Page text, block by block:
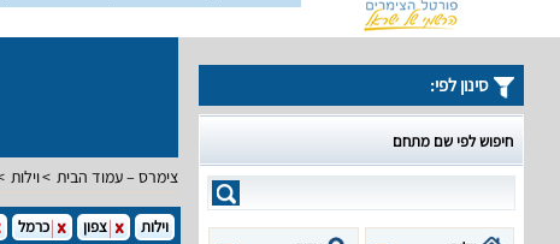
צימרס – עמוד הבית וילות
סינון לפי:
חיפוש לפי שם מתחם
וילות צפון כרמל